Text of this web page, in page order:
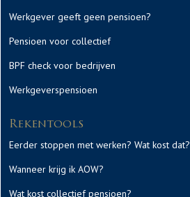
Werkgever geeft geen pensioen?
Pensioen voor collectief
BPF check voor bedrijven
Werkgeverspensioen
Rekentools
Eerder stoppen met werken? Wat kost dat?
Wanneer krijg ik AOW?
Wat kost collectief pensioen?